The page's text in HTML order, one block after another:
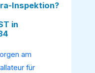
Inspektion?
in
am
für